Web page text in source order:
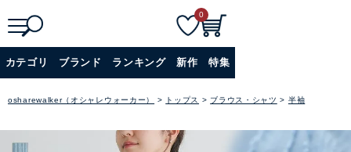
詳細検索
0
カテゴリ ブランド ランキング 新作 特集
osharewalker（オシャレウォーカー） トップス ブラウス・シャツ 半袖